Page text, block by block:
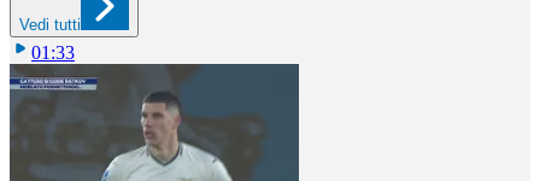
Vedi tutti
01:33